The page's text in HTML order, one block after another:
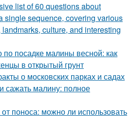
list of 60 questions about
single sequence, covering various
culture, and interesting
по посадке малины весной: как
в открытый грунт
о московских парках и садах
сажать малину: полное
поноса: можно ли использовать